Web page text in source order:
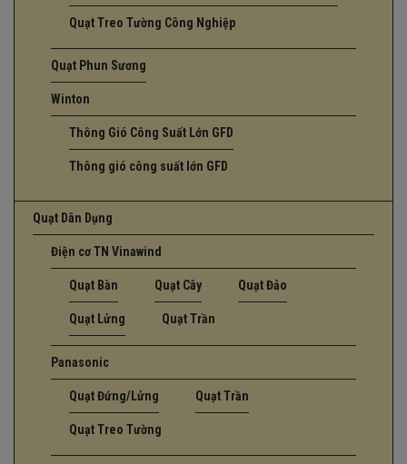
Quạt Treo Tường Công Nghiệp
Quạt Phun Sương
Winton
Thông Gió Công Suất Lớn GFD
Thông gió công suất lớn GFD
Quạt Dân Dụng
Điện cơ TN Vinawind
Quạt Bàn Quạt Cây Quạt Đảo
Quạt Lửng Quạt Trần
Panasonic
Quạt Đứng/Lửng Quạt Trần
Quạt Treo Tường